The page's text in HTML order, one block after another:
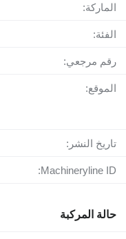
الماركة:
الفئة:
رقم مرجعي:
الموقع:
تاريخ النشر:
Machineryline ID:
حالة المركبة